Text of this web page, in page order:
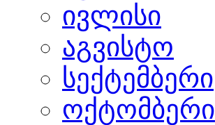
ივლისი
აგვისტო
სექტემბერი
ოქტომბერი